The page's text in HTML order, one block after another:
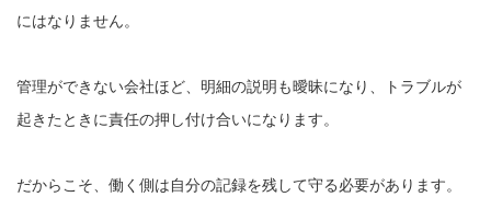
にはなりません。
管理ができない会社ほど、明細の説明も曖昧になり、トラブルが
起きたときに責任の押し付け合いになります。
だからこそ、働く側は自分の記録を残して守る必要があります。